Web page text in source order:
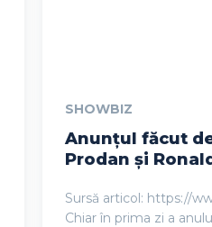
SHOWBIZ
Anunțul făcut
Prodan și
Sursă articol: https://
Chiar în prima zi a